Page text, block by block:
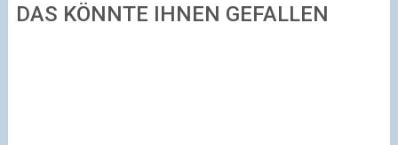
DAS KÖNNTE IHNEN GEFALLEN